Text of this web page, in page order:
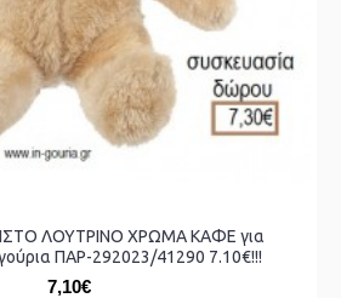
ΛΟΥΤΡΙΝΟ ΧΡΩΜΑ ΚΑΦΕ για
ΠΑΡ-292023/41290 7.10€!!!
7,10€